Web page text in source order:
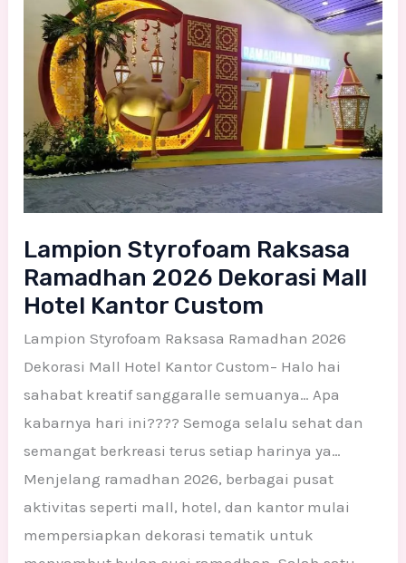
Lampion Styrofoam Raksasa
Ramadhan 2026 Dekorasi Mall
Hotel Kantor Custom
Lampion Styrofoam Raksasa Ramadhan 2026
Dekorasi Mall Hotel Kantor Custom– Halo hai
sahabat kreatif sanggaralle semuanya… Apa
kabarnya hari ini???? Semoga selalu sehat dan
semangat berkreasi terus setiap harinya ya…
Menjelang ramadhan 2026, berbagai pusat
aktivitas seperti mall, hotel, dan kantor mulai
mempersiapkan dekorasi tematik untuk
Ramadhan
2026
Dekorasi
Mall
Hotel
Kantor
Custom